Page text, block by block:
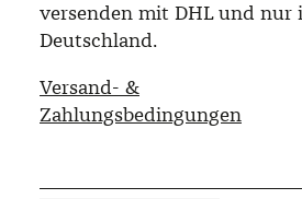
versenden mit DHL und nur
Deutschland.
Versand- &
Zahlungsbedingungen